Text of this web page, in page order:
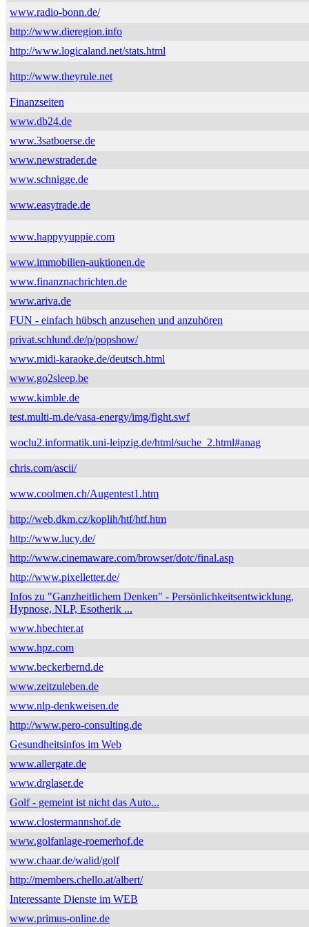
www.radio-bonn.de/
http://www.dieregion.info
http://www.logicaland.net/stats.html
http://www.theyrule.net
Finanzseiten
www.db24.de
www.3satboerse.de
www.newstrader.de
www.schnigge.de
www.easytrade.de
www.happyyuppie.com
www.immobilien-auktionen.de
www.finanznachrichten.de
www.ariva.de
FUN - einfach hübsch anzusehen und anzuhören
privat.schlund.de/p/popshow/
www.midi-karaoke.de/deutsch.html
www.go2sleep.be
www.kimble.de
test.multi-m.de/vasa-energy/img/fight.swf
woclu2.informatik.uni-leipzig.de/html/suche_2.html#anag
chris.com/ascii/
www.coolmen.ch/Augentest1.htm
http://web.dkm.cz/koplih/htf/htf.htm
http://www.lucy.de/
http://www.cinemaware.com/browser/dotc/final.asp
http://www.pixelletter.de/
Infos zu "Ganzheitlichem Denken" - Persönlichkeitsentwicklung,
Hypnose, NLP, Esotherik ...
www.hbechter.at
www.hpz.com
www.beckerbernd.de
www.zeitzuleben.de
www.nlp-denkweisen.de
http://www.pero-consulting.de
Gesundheitsinfos im Web
www.allergate.de
www.drglaser.de
Golf - gemeint ist nicht das Auto...
www.clostermannshof.de
www.golfanlage-roemerhof.de
www.chaar.de/walid/golf
http://members.chello.at/albert/
Interessante Dienste im WEB
www.primus-online.de